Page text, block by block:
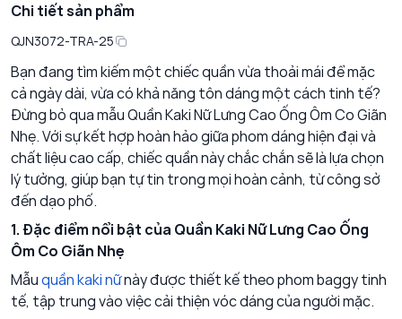
Chi tiết sản phẩm
QJN3072-TRA-25
Bạn đang tìm kiếm một chiếc quần vừa thoải mái để mặc
cả ngày dài, vừa có khả năng tôn dáng một cách tinh tế?
Đừng bỏ qua mẫu Quần Kaki Nữ Lưng Cao Ống Ôm Co Giãn
Nhẹ. Với sự kết hợp hoàn hảo giữa phom dáng hiện đại và
chất liệu cao cấp, chiếc quần này chắc chắn sẽ là lựa chọn
lý tưởng, giúp bạn tự tin trong mọi hoàn cảnh, từ công sở
đến dạo phố.
1. Đặc điểm nổi bật của Quần Kaki Nữ Lưng Cao Ống
Ôm Co Giãn Nhẹ
Mẫuquần kaki nữnày được thiết kế theo phom baggy tinh
tế, tập trung vào việc cải thiện vóc dáng của người mặc.